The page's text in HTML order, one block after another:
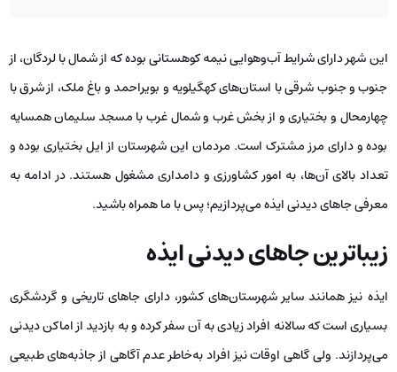
این شهر دارای شرایط آب‌وهوایی نیمه‌ کوهستانی بوده که از شمال با لردگان، از
جنوب و جنوب شرقی با استان‌های کهگیلویه و بویراحمد و باغ ملک، از شرق با
چهارمحال و بختیاری و از بخش غرب و شمال غرب با مسجد سلیمان همسایه
بوده و دارای مرز مشترک است. مردمان این شهرستان از ایل بختیاری بوده و
تعداد بالای آن‌ها، به امور کشاورزی و دامداری مشغول هستند. در ادامه به
معرفی جاهای دیدنی ایذه می‌پردازیم؛ پس با ما همراه باشید.
زیباترین جاهای دیدنی ایذه
ایذه نیز همانند سایر شهرستان‌های کشور، دارای جاهای تاریخی و گردشگری
بسیاری است که سالانه افراد زیادی به آن سفر کرده و به بازدید از اماکن دیدنی
می‌پردازند. ولی گاهی اوقات نیز افراد به‌خاطر عدم آگاهی از جاذبه‌های طبیعی